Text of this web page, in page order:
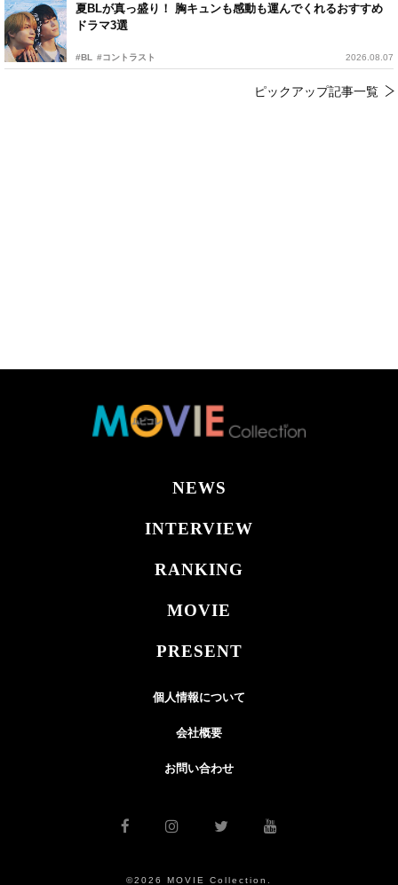
夏BLが真っ盛り！ 胸キュンも感動も運んでくれるおすすめ
ドラマ3選
#BL #コントラスト 2026.08.07
ピックアップ記事一覧
NEWS
INTERVIEW
RANKING
MOVIE
PRESENT
個人情報について
会社概要
お問い合わせ
©2026 MOVIE Collection.